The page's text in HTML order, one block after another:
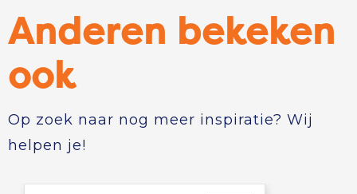
Tablettassen
Toilettassen
Waterbestendige tassen
Anderen bekeken
ook
Op zoek naar nog meer inspiratie? Wij
helpen je!